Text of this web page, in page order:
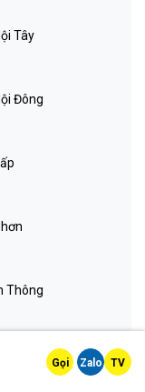
Tây
Đông
Thông
Tây Hội
Gọi Zalo TV